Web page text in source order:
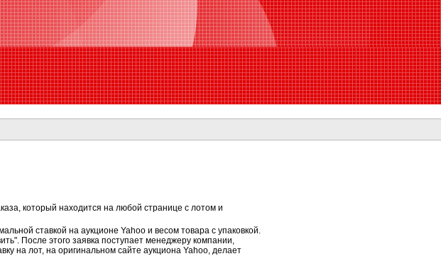
который находится на любой странице с лотом и
ставкой на аукционе Yahoo и весом товара с упаковкой.
После этого заявка поступает менеджеру компании,
на лот, на оригинальном сайте аукциона Yahoo, делает